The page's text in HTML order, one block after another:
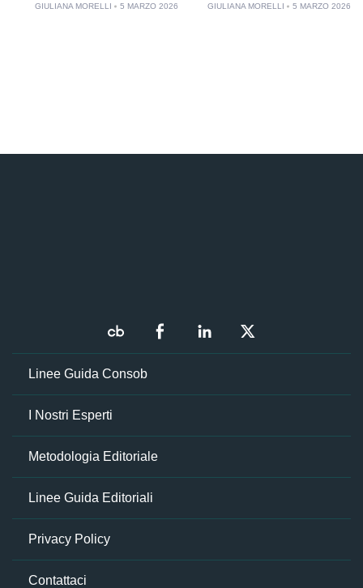
GIULIANA MORELLI 5 MARZO 2026 GIULIANA MORELLI 5 MARZO 2026
Linee Guida Consob
I Nostri Esperti
Metodologia Editoriale
Linee Guida Editoriali
Privacy Policy
Contattaci